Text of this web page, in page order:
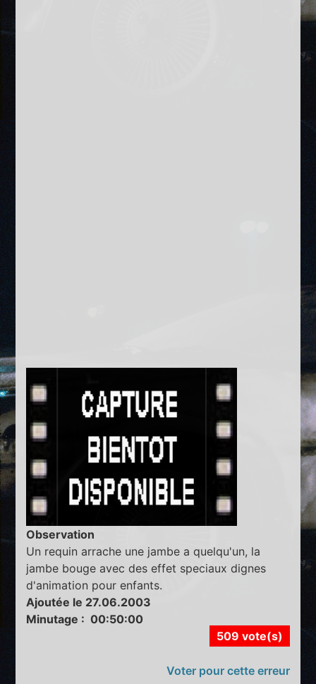
Observation
Un requin arrache une jambe a quelqu'un, la
jambe bouge avec des effet speciaux dignes
d'animation pour enfants.
Ajoutée le 27.06.2003
Minutage : 00:50:00
509 vote(s)
Voter pour cette erreur